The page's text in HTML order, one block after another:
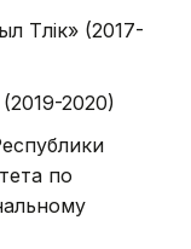
Түлік» (2017-
2020)
по